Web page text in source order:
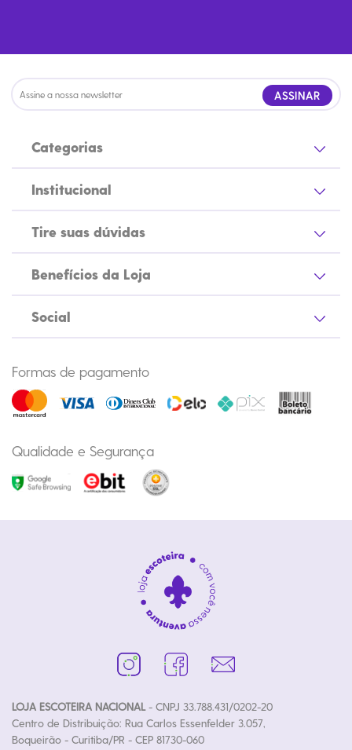
ASSINAR
Categorias
Institucional
Tire suas dúvidas
Benefícios da Loja
Social
Formas de pagamento
Qualidade e Segurança
LOJA ESCOTEIRA NACIONAL- CNPJ 33.788.431/0202-20
Centro de Distribuição: Rua Carlos Essenfelder 3.057,
Boqueirão - Curitiba/PR - CEP 81730-060